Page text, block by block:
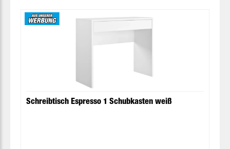
Schreibtisch Espresso 1 Schubkasten weiß